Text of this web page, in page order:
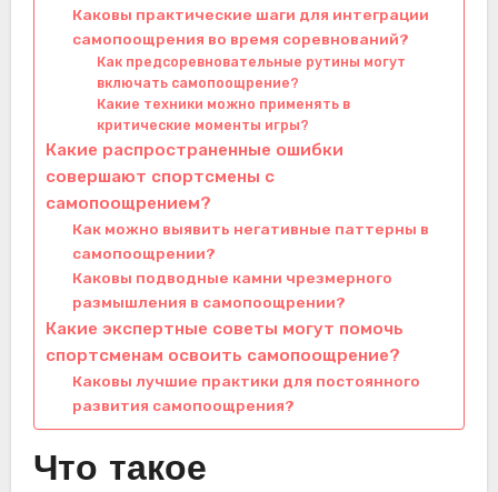
Каковы практические шаги для интеграции
самопоощрения во время соревнований?
Как предсоревновательные рутины могут
включать самопоощрение?
Какие техники можно применять в
критические моменты игры?
Какие распространенные ошибки
совершают спортсмены с
самопоощрением?
Как можно выявить негативные паттерны в
самопоощрении?
Каковы подводные камни чрезмерного
размышления в самопоощрении?
Какие экспертные советы могут помочь
спортсменам освоить самопоощрение?
Каковы лучшие практики для постоянного
развития самопоощрения?
Что такое